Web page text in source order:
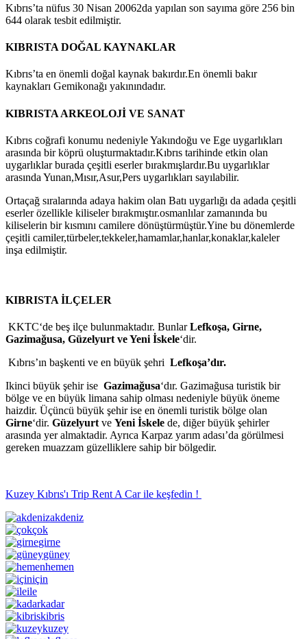
Kıbrıs’ta nüfus 30 Nisan 20062da yapılan son sayıma göre 256 bin
644 olarak tesbit edilmiştir.
KIBRISTA DOĞAL KAYNAKLAR
Kıbrıs’ta en önemli doğal kaynak bakırdır.En önemli bakır
kaynakları Gemikonağı yakınındadır.
KIBRISTA ARKEOLOJİ VE SANAT
Kıbrıs coğrafi konumu nedeniyle Yakındoğu ve Ege uygarlıkları
arasında bir köprü oluşturmaktadır.Kıbrıs tarihinde etkin olan
uygarlıklar burada çeşitli eserler bırakmışlardır.Bu uygarlıklar
arasında Yunan,Mısır,Asur,Pers uygarlıkları sayılabilir.
Ortaçağ sıralarında adaya hakim olan Batı uygarlığı da adada çeşitli
eserler özellikle kiliseler bırakmıştır.osmanlılar zamanında bu
kiliselerin bir kısmını camilere dönüştürmüştür.Yine bu dönemlerde
çeşitli camiler,türbeler,tekkeler,hamamlar,hanlar,konaklar,kaleler
inşa edilmiştir.
KIBRISTA İLÇELER
KKTC‘de beş ilçe bulunmaktadır. BunlarLefkoşa, Girne,
Gazimağusa, Güzelyurt ve Yeni İskele‘dir.
Kıbrıs’ın başkenti ve en büyük şehri Lefkoşa’dır.
Ikinci büyük şehir ise Gazimağusa‘dır. Gazimağusa turistik bir
bölge ve en büyük limana sahip olması nedeniyle büyük öneme
haizdir. Üçüncü büyük şehir ise en önemli turistik bölge olan
Girne‘dir. Güzelyurtve Yeni İskele de, diğer büyük şehirler
arasında yer almaktadir. Ayrıca Karpaz yarım adası’da görülmesi
gereken muazzam güzelliklere sahip bir bölgedir.
Kuzey Kıbrıs'ı Trip Rent A Car ile keşfedin !
akdeniz
çok
girne
güney
hemen
için
ile
kadar
kibris
kuzey